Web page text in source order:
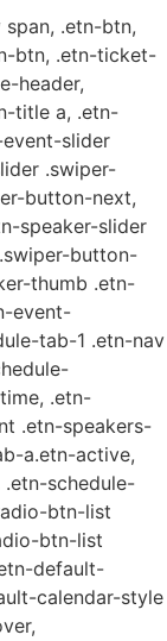
.etn-btn,
btn, .etn-ticket-
header,
title a, .etn-
slider
.swiper-
button-next,
speaker-slider
button-
thumb .etn-
event-
tab-1 .etn-nav
.etn-
.etn-speakers-
a.etn-active,
schedule-
btn-list
btn-list
default-
calendar-style